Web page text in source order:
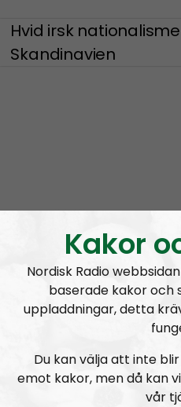
Hvid irsk
Skandinavien
Vi behöver en andlig
opråb
Kakor
Nordisk Radio
baserade kakor
uppladdningar, detta
Du kan välja att inte
emot kakor, men då kan
vår